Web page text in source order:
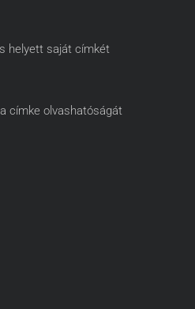
helyett saját címkét
címke olvashatóságát